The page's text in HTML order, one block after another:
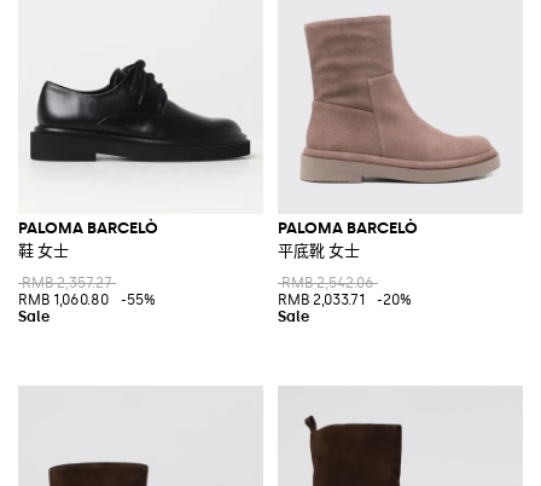
PALOMA BARCELÒ
鞋 女士
RMB 2,357.27
RMB 1,060.80
-55%
PALOMA BARCELÒ
平底靴 女士
RMB 2,542.06
RMB 2,033.71
-20%